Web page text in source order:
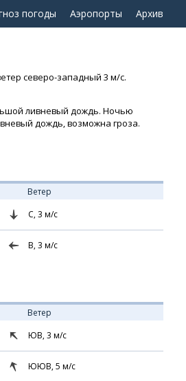
погоды Аэропорты Архив
северо-западный 3 м/с.
ливневый дождь. Ночью
дождь, возможна гроза.
Ветер
С, 3 м/с
В, 3 м/с
Ветер
ЮВ, 3 м/с
ЮЮВ, 5 м/с